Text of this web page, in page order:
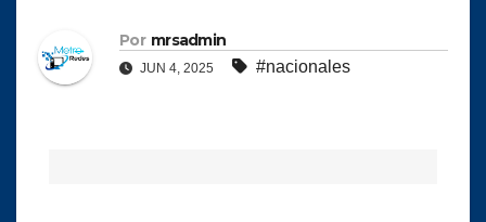
Por mrsadmin
JUN 4, 2025 #nacionales